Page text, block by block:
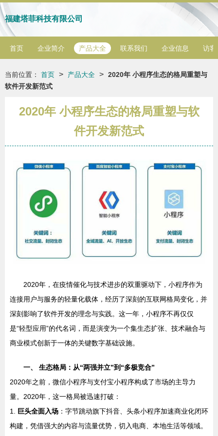
福建塔菲科技有限公司
首页 企业简介 产品大全 联系我们 企业信息 访客
当前位置： 首页 > 产品大全 > 2020年 小程序生态的格局重塑与
软件开发新范式
2020年 小程序生态的格局重塑与软
件开发新范式
2020年，在疫情催化与技术进步的双重驱动下，小程序作为
连接用户与服务的轻量化载体，经历了深刻的互联网格局变化，并
深刻影响了软件开发的理念与实践。这一年，小程序不再仅仅
是“轻型应用”的代名词，而是演变为一个集生态扩张、技术融合与
商业模式创新于一体的关键数字基础设施。
一、 生态格局：从“两强并立”到“多极竞合”
2020年之前，微信小程序与支付宝小程序构成了市场的主导力
量。2020年，这一格局被迅速打破：
1. 巨头全面入场 ：字节跳动旗下抖音、头条小程序加速商业化闭环
构建，凭借强大的内容与流量优势，切入电商、本地生活等领域。